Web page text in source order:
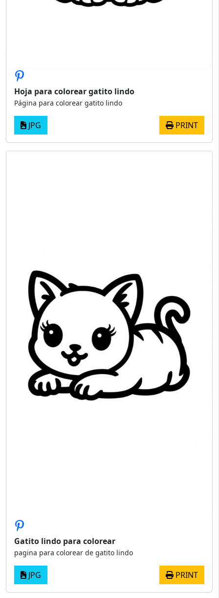
Hoja para colorear gatito lindo
Página para colorear gatito lindo
JPG PRINT
Gatito lindo para colorear
pagina para colorear de gatito lindo
JPG PRINT